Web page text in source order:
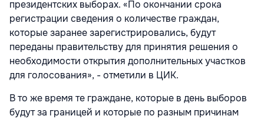
президентских выборах. «По окончании срока
регистрации сведения о количестве граждан,
которые заранее зарегистрировались, будут
переданы правительству для принятия решения о
необходимости открытия дополнительных участков
для голосования», - отметили в ЦИК.
В то же время те граждане, которые в день выборов
будут за границей и которые по разным причинам